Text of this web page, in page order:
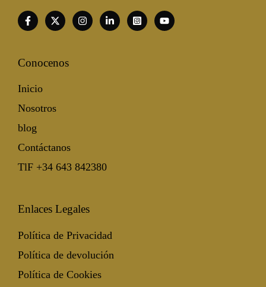
Conocenos
Inicio
Nosotros
blog
Contáctanos
TlF +34 643 842380
Enlaces Legales
Política de Privacidad
Política de devolución
Política de Cookies